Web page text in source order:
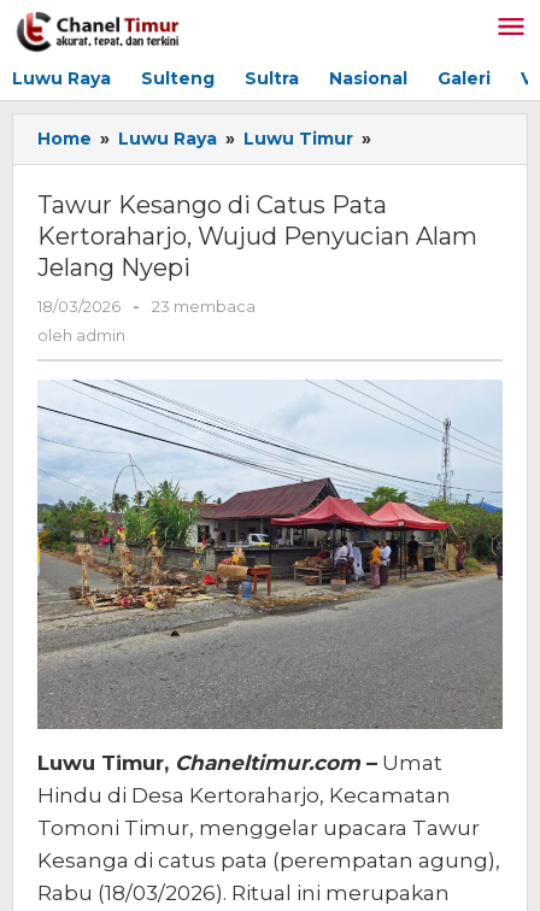
Lewati
ke
Luwu Raya Sulteng Sultra Nasional Galeri
Home » Luwu Raya » Luwu Timur »
Kesango
Catus
Pata
Jelang
Nyepi
Tawur Kesango di Catus Pata
Kertoraharjo, Wujud Penyucian Alam
Jelang Nyepi
18/03/2026
oleh
-
23 membaca
oleh admin
Luwu Timur, Chaneltimur.com– Umat
Hindu di Desa Kertoraharjo, Kecamatan
Tomoni Timur, menggelar upacara Tawur
Kesanga di catus pata (perempatan agung),
Rabu (18/03/2026). Ritual ini merupakan